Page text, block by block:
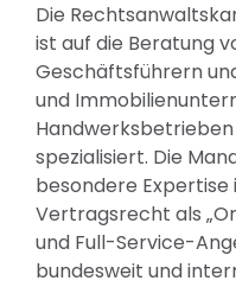
Die
ist auf die Beratung
Geschäftsführern
und
spezialisiert. Die
besondere
Vertragsrecht als
und Full-Service-
bundesweit und